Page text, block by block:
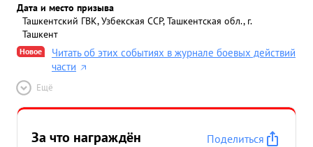
Дата и место призыва
Ташкентский ГВК, Узбекская ССР, Ташкентская обл., г.
Ташкент
Новое
Читать об этих событиях в журнале боевых действий
части
Ещё
За что награждён
Поделиться